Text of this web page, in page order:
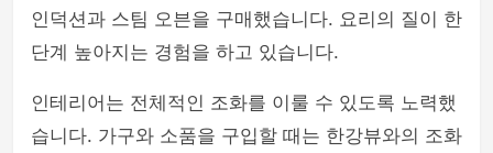
인덕션과 스팀 오븐을 구매했습니다. 요리의 질이 한
단계 높아지는 경험을 하고 있습니다.
인테리어는 전체적인 조화를 이룰 수 있도록 노력했
습니다. 가구와 소품을 구입할 때는 한강뷰와의 조화